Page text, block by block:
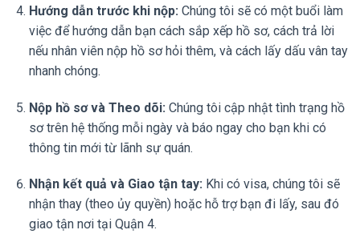
Hướng dẫn trước khi nộp: Chúng tôi sẽ có một buổi làm
việc để hướng dẫn bạn cách sắp xếp hồ sơ, cách trả lời
nếu nhân viên nộp hồ sơ hỏi thêm, và cách lấy dấu vân tay
nhanh chóng.
Nộp hồ sơ và Theo dõi: Chúng tôi cập nhật tình trạng hồ
sơ trên hệ thống mỗi ngày và báo ngay cho bạn khi có
thông tin mới từ lãnh sự quán.
Nhận kết quả và Giao tận tay: Khi có visa, chúng tôi sẽ
nhận thay (theo ủy quyền) hoặc hỗ trợ bạn đi lấy, sau đó
giao tận nơi tại Quận 4.